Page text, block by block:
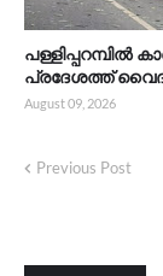
പള്ളിപ്പറമ്പിൽ
പ്രദേശത്ത്
August 09, 2026
Previous Post